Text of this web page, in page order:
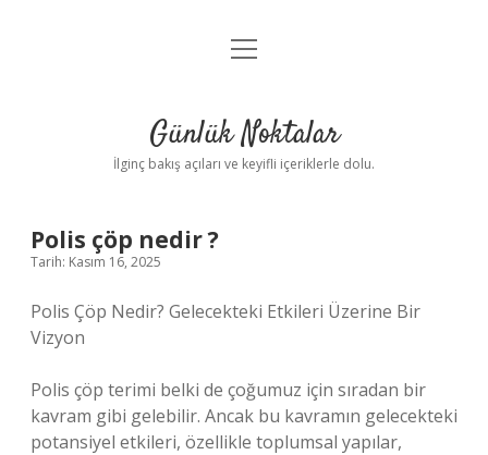
Anasayfa
Yasal Uyarı
menüyü
Günlük Noktalar
İlginç bakış açıları ve keyifli içeriklerle dolu.
Polis çöp nedir ?
Tarih: Kasım 16, 2025
Polis Çöp Nedir? Gelecekteki Etkileri Üzerine Bir
Vizyon
Polis çöp terimi belki de çoğumuz için sıradan bir
kavram gibi gelebilir. Ancak bu kavramın gelecekteki
potansiyel etkileri, özellikle toplumsal yapılar,